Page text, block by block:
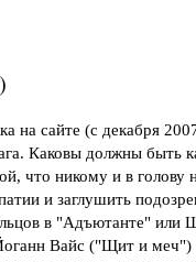
на сайте (с декабря
Каковы должны быть
что никому и в голову
и заглушить
в "Адъютанте" или
Вайс ("Щит и меч")